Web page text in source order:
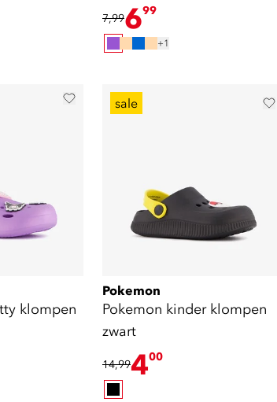
7,99699
+1
klompen
sale
Pokemon
Pokemon kinder klompen
zwart
14,99400